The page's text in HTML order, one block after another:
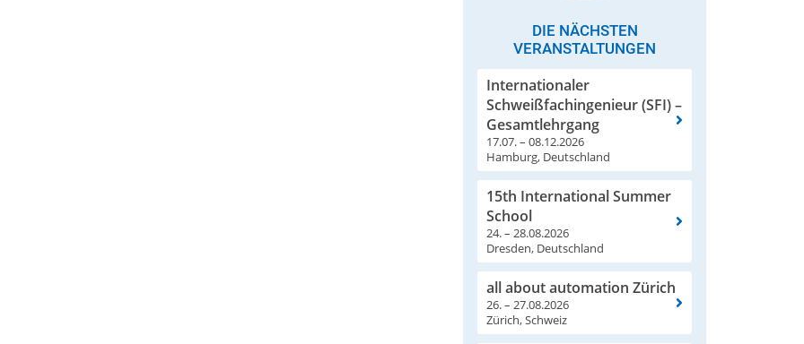
DIE NÄCHSTEN
VERANSTALTUNGEN
Internationaler
Schweißfachingenieur (SFI) –
Gesamtlehrgang
17.07. – 08.12.2026
Hamburg, Deutschland
15th International Summer
School
24. – 28.08.2026
Dresden, Deutschland
all about automation Zürich
26. – 27.08.2026
Zürich, Schweiz